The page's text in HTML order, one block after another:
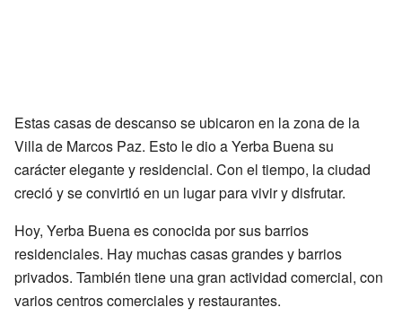
Estas casas de descanso se ubicaron en la zona de la
Villa de Marcos Paz. Esto le dio a Yerba Buena su
carácter elegante y residencial. Con el tiempo, la ciudad
creció y se convirtió en un lugar para vivir y disfrutar.
Hoy, Yerba Buena es conocida por sus barrios
residenciales. Hay muchas casas grandes y barrios
privados. También tiene una gran actividad comercial, con
varios centros comerciales y restaurantes.